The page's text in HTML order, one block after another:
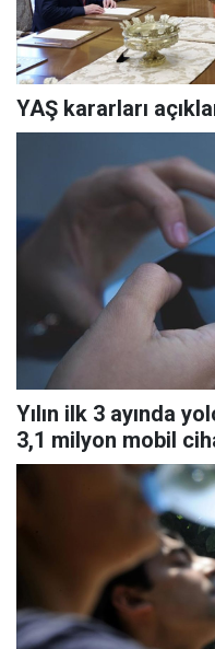
YAŞ kararları
Yılın ilk 3 ayında
3,1 milyon mobil